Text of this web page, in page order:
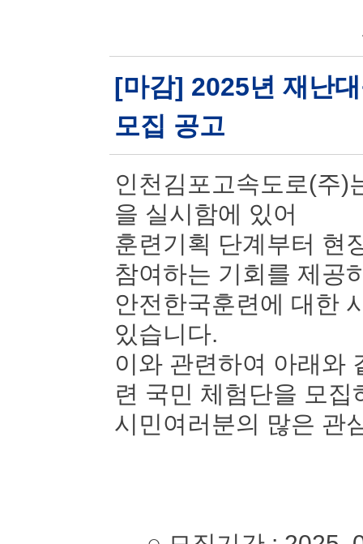
[마감] 2025년 재난
모집 공고
인천김포고속도로(주)
을 실시함에 있어
훈련기획 단계부터 현
참여하는 기회를 제공
안전한국훈련에 대한
있습니다.
이와 관련하여 아래와
련 국민 체험단을 모집
시민여러분의 많은 관